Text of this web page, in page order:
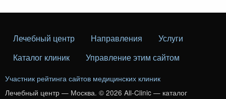
Лечебный центр Направления
Услуги
Каталог клиник
Управление этим сайтом
Участник рейтинга сайтов медицинских клиник
Лечебный центр — Москва. © 2026 All-Clinic — каталог